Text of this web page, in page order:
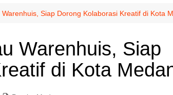
Siap Dorong Kolaborasi Kreatif di Kota
Warenhuis, Siap
di Kota